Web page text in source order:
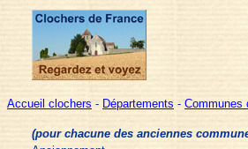
Accueil clochers - Départements - Communes
(pour chacune des anciennes